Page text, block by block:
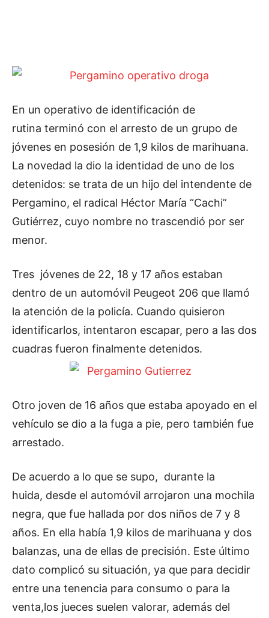
En un operativo de identificación de
rutina terminó con el arresto de un grupo de
jóvenes en posesión de 1,9 kilos de marihuana.
La novedad la dio la identidad de uno de los
detenidos: se trata de un hijo del intendente de
Pergamino, el radical Héctor María “Cachi”
Gutiérrez, cuyo nombre no trascendió por ser
menor.
Tres jóvenes de 22, 18 y 17 años estaban
dentro de un automóvil Peugeot 206 que llamó
la atención de la policía. Cuando quisieron
identificarlos, intentaron escapar, pero a las dos
cuadras fueron finalmente detenidos.
Otro joven de 16 años que estaba apoyado en el
vehículo se dio a la fuga a pie, pero también fue
arrestado.
De acuerdo a lo que se supo, durante la
huida, desde el automóvil arrojaron una mochila
negra, que fue hallada por dos niños de 7 y 8
años. En ella había 1,9 kilos de marihuana y dos
balanzas, una de ellas de precisión. Este último
dato complicó su situación, ya que para decidir
entre una tenencia para consumo o para la
venta,los jueces suelen valorar, además del